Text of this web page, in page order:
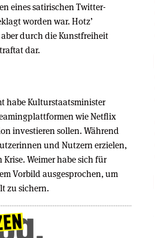
eines satirischen Twitter-
worden war. Hotz’
durch die Kunstfreiheit
dar.
habe Kulturstaatsminister
wie Netflix
investieren sollen. Während
und Nutzern erzielen,
Weimer habe sich für
Vorbild ausgesprochen, um
zu sichern.